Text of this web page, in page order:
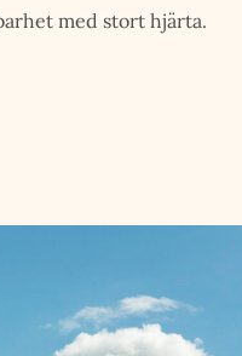
med stort hjärta.